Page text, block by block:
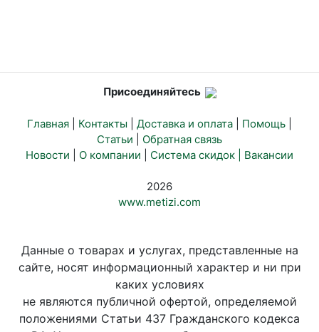
Присоединяйтесь
Главная Контакты Доставка и оплата Помощь
Статьи
Обратная связь
Новости
О компании Система скидок | Вакансии
2026
www.metizi.com
Данные о товарах и услугах, представленные на
сайте, носят информационный характер и ни при
каких условиях
не являются публичной офертой, определяемой
положениями Статьи 437 Гражданского кодекса